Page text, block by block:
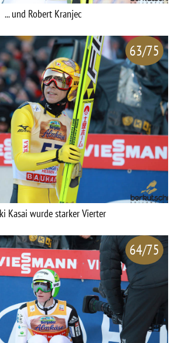
... und Robert Kranjec
63/75
Kasai wurde starker Vierter
64/75